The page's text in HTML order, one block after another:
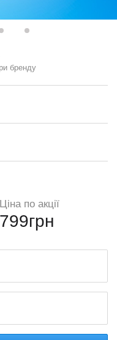
бренду
Ціна по акції
799грн